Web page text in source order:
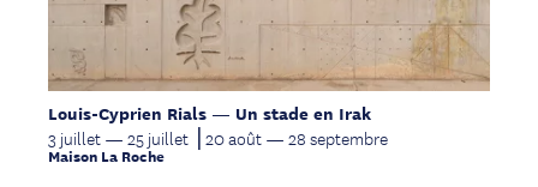
Louis-Cyprien Rials — Un stade en Irak
3 juillet — 25 juillet ⎥ 20 août — 28 septembre
Maison La Roche